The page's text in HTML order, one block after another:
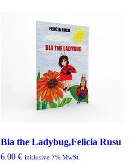
Bia the Ladybug,Felicia Rusu
6.00 € inklusive 7% MwSt.